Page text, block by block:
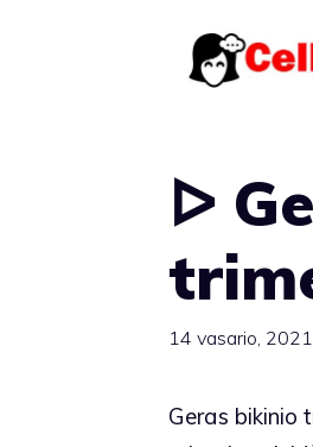
ᐅ
14 vasario, 2021
Geras bikinio